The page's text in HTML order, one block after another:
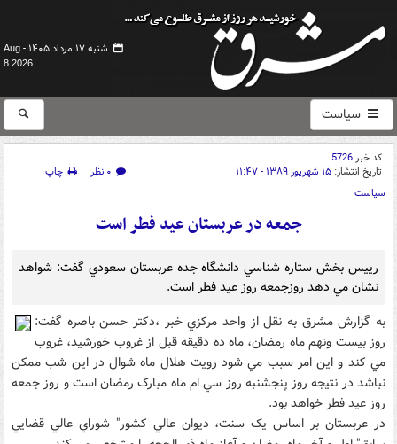
شنبه ۱۷ مرداد ۱۴۰۵ -
Aug
8 2026
سیاست
کد خبر5726
تاریخ انتشار: ۱۵ شهریور ۱۳۸۹ - ۱۱:۴۷ ۰ نظر
چاپ
سیاست
جمعه در عربستان عيد فطر است
رييس بخش ستاره شناسي دانشگاه جده عربستان سعودي گفت: شواهد
نشان مي دهد روزجمعه روز عيد فطر است.
به گزارش مشرق به نقل از واحد مرکزي خبر ،دکتر حسن باصره گفت:
روز بيست ونهم ماه رمضان، ماه ده دقيقه قبل از غروب خورشيد، غروب
مي کند و اين امر سبب مي شود رويت هلال ماه شوال در اين شب ممکن
نباشد در نتيجه روز پنجشنبه روز سي ام ماه مبارک رمضان است و روز جمعه
روز عيد فطر خواهد بود.
در عربستان بر اساس يک سنت، ديوان عالي کشور" شوراي عالي قضايي